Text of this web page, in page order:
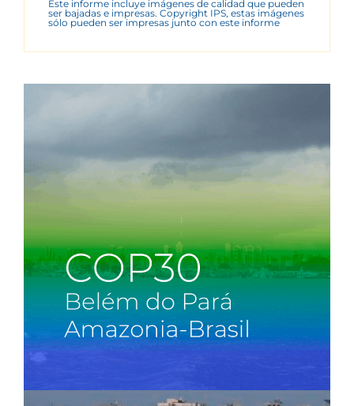
Este informe incluye imágenes de calidad que pueden
ser bajadas e impresas. Copyright IPS, estas imágenes
sólo pueden ser impresas junto con este informe